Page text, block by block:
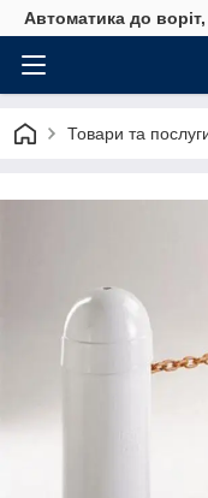
Автоматика до
Товари та